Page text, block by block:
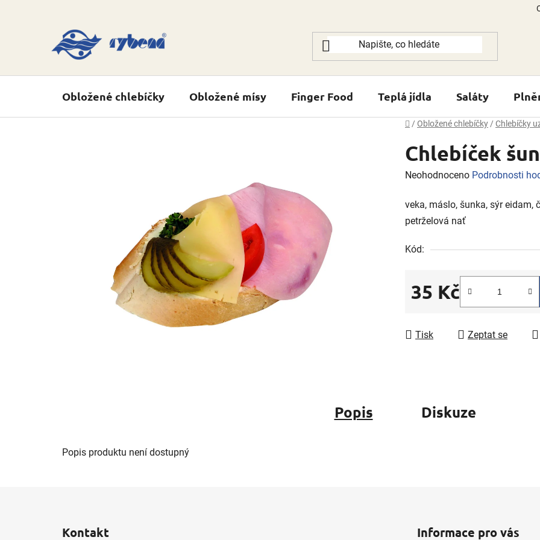
Obložené chlebíčky Obložené mísy Finger Food Teplá jídla Saláty
Domů
/ Obložené chlebíčky / Chlebíčky
Chlebíček
Průměrné
produktu
je
z
hvězdiček.
Neohodnoceno Podrobnosti
veka, máslo, šunka, sýr eidam,
petrželová nať
Kód:
35 Kč
Měrná cena:
Tisk Zeptat se
Popis Diskuze
Popis produktu není dostupný
Kontakt Informace pro vás